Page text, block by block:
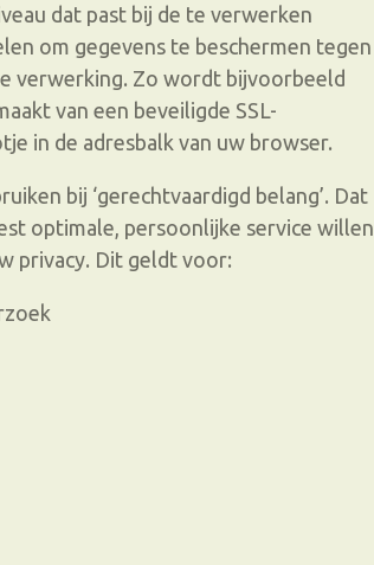
dat past bij de te verwerken
om gegevens te beschermen tegen
verwerking. Zo wordt bijvoorbeeld
van een beveiligde SSL-
in de adresbalk van uw browser.
bij ‘gerechtvaardigd belang’. Dat
optimale, persoonlijke service willen
privacy. Dit geldt voor: